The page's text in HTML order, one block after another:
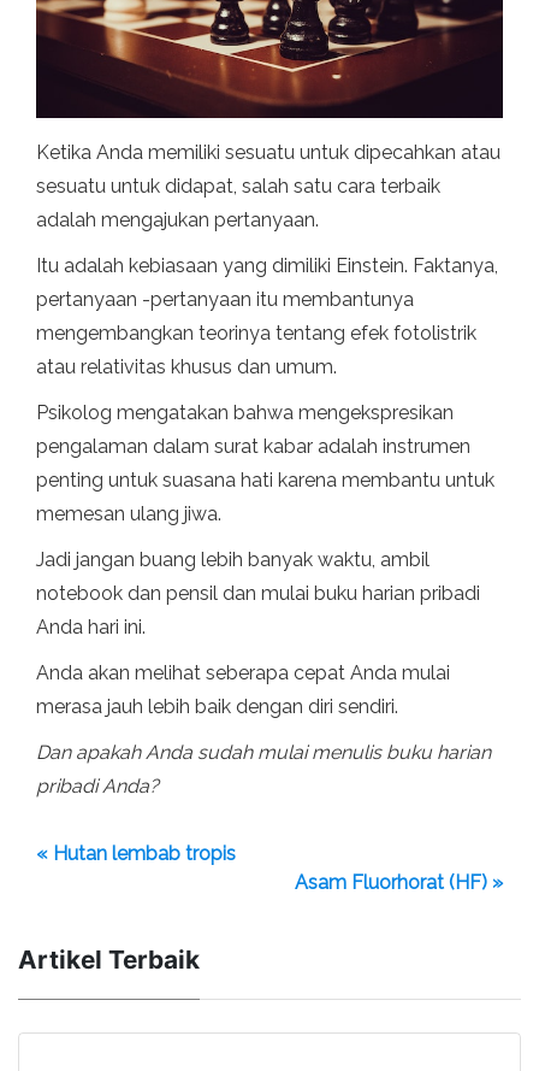
Ketika Anda memiliki sesuatu untuk dipecahkan atau
sesuatu untuk didapat, salah satu cara terbaik
adalah mengajukan pertanyaan.
Itu adalah kebiasaan yang dimiliki Einstein. Faktanya,
pertanyaan -pertanyaan itu membantunya
mengembangkan teorinya tentang efek fotolistrik
atau relativitas khusus dan umum.
Psikolog mengatakan bahwa mengekspresikan
pengalaman dalam surat kabar adalah instrumen
penting untuk suasana hati karena membantu untuk
memesan ulang jiwa.
Jadi jangan buang lebih banyak waktu, ambil
notebook dan pensil dan mulai buku harian pribadi
Anda hari ini.
Anda akan melihat seberapa cepat Anda mulai
merasa jauh lebih baik dengan diri sendiri.
Dan apakah Anda sudah mulai menulis buku harian
pribadi Anda?
« Hutan lembab tropis
Asam Fluorhorat (HF) »
Artikel Terbaik